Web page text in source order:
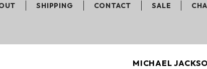
SHIPPING CONTACT SALE
MICHAEL